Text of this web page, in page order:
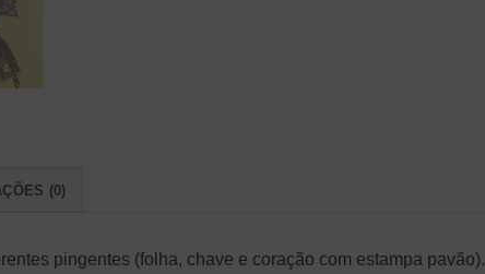
(0)
pingentes (folha, chave e coração com estampa pavão).